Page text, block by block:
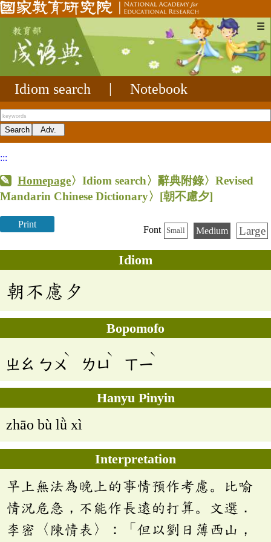
☰
Idiom search Notebook
:::
Homepage〉Idiom search〉辭典附錄〉Revised
Mandarin Chinese Dictionary〉 [朝不慮夕]
Print
Font Small Medium Large
Idiom
朝不慮夕
Bopomofo
ㄓㄠ ㄅㄨ
ˋ
ㄌㄩ
ˋ
ㄒㄧ
ˋ
Hanyu Pinyin
zhāo bù lǜ xì
Interpretation
早上無法為晚上的事情預作考慮。比喻
情況危急，不能作長遠的打算。文選．
李密〈陳情表〉：「但以劉日薄西山，